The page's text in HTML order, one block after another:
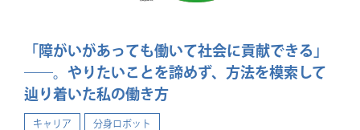
キャリア 分身ロボット
「障がいがあっても働いて社会に貢献できる」
――。やりたいことを諦めず、方法を模索して
辿り着いた私の働き方